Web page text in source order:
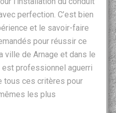
perfection. C’est bien
et le savoir-faire
pour réussir ce
ville de Arnage et dans le
est professionnel aguerri
tous ces critères pour
les plus